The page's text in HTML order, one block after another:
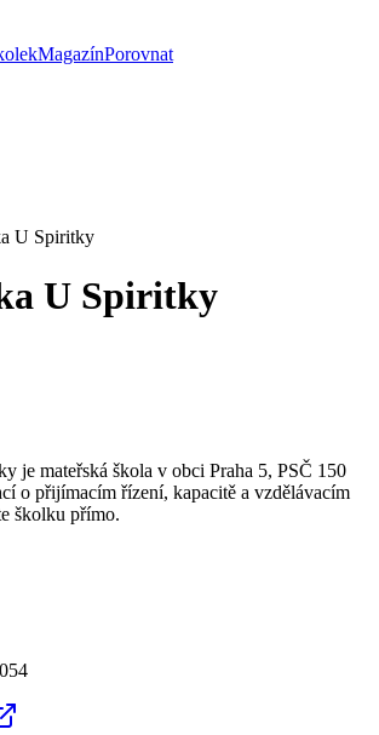
MagazínPorovnat
U Spiritky
U Spiritky
je mateřská škola v obci Praha 5, PSČ 150
o přijímacím řízení, kapacitě a vzdělávacím
školku přímo.